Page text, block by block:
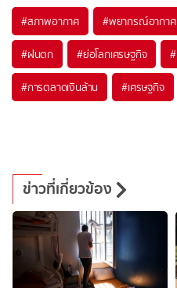
#สภาพอากาศ #พยากรณ์อากาศ
#ฝนตก #ย่อโลกเศรษฐกิจ #
#การตลาดเงินล้าน #เศรษฐกิจ
ข่าวที่เกี่ยวข้อง